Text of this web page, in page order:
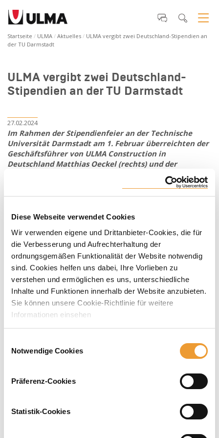
Diese Webseite verwendet Cookies
Wir verwenden eigene und Drittanbieter-Cookies, die für
die Verbesserung und Aufrechterhaltung der
ordnungsgemäßen Funktionalität der Website notwendig
sind. Cookies helfen uns dabei, Ihre Vorlieben zu
verstehen und ermöglichen es uns, unterschiedliche
Inhalte und Funktionen innerhalb der Website anzubieten.
Sie können unsere Cookie-Richtlinie für weitere
Informationen einsehen
Notwendige Cookies
Präferenz-Cookies
Statistik-Cookies
Startseite ULMA Aktuelles
ULMA vergibt zwei Deutschland-Stipendien an
der TU Darmstadt
ULMA vergibt zwei Deutschland-
Stipendien an der TU Darmstadt
27.02.2024
Im Rahmen der Stipendienfeier an der Technische
Universität Darmstadt am 1. Februar überreichten der
Geschäftsführer von ULMA Construction in
Deutschland Matthias Oeckel (rechts) und der
Deutschland, Andreas Högn (links), die offiziellen
Urkunden an seine zwei Stipendiaten, Frau Helene
„Wir freuen uns besonders, Teil dieser Community von 112
Privatpersonen für 385 Studierende zu sein.“ berichtet
Matthias Oeckel.